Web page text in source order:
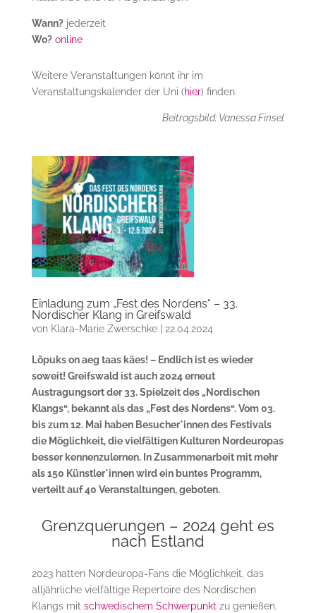
Wann?jederzeit
Wo? online
Weitere Veranstaltungen könnt ihr im
Veranstaltungskalender der Uni (hier) finden.
Beitragsbild: Vanessa Finsel
Einladung zum „Fest des Nordens“ – 33.
Nordischer Klang in Greifswald
von Klara-Marie Zwerschke| 22.04.2024
Lõpuks on aeg taas käes! – Endlich ist es wieder
soweit! Greifswald ist auch 2024 erneut
Austragungsort der 33. Spielzeit des „Nordischen
Klangs“, bekannt als das „Fest des Nordens“. Vom 03.
bis zum 12. Mai haben Besucher*innen des Festivals
die Möglichkeit, die vielfältigen Kulturen Nordeuropas
besser kennenzulernen. In Zusammenarbeit mit mehr
als 150 Künstler*innen wird ein buntes Programm,
verteilt auf 40 Veranstaltungen, geboten.
Grenzquerungen – 2024 geht es
nach Estland
2023 hatten Nordeuropa-Fans die Möglichkeit, das
alljährliche vielfältige Repertoire des Nordischen
Klangs mit schwedischem Schwerpunkt zu genießen.